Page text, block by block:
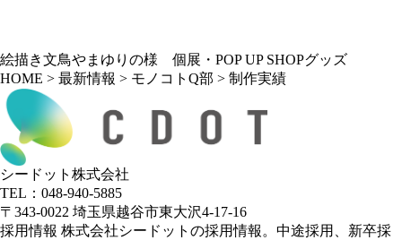
絵描き文鳥やまゆりの様 個展・POP UP SHOPグッズ
HOME > 最新情報 > モノコトQ部 > 制作実績
シードット株式会社
TEL：048-940-5885
〒343-0022 埼玉県越谷市東大沢4-17-16
採用情報 株式会社シードットの採用情報。中途採用、新卒採